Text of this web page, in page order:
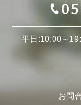
平日:10:00～
お問